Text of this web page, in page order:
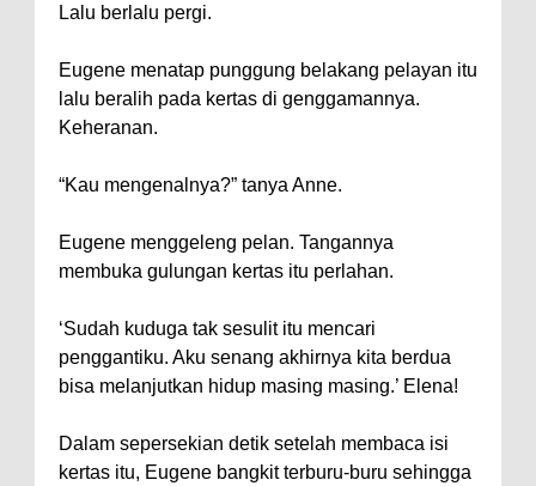
Lalu berlalu pergi.
Eugene menatap punggung belakang pelayan itu
lalu beralih pada kertas di genggamannya.
Keheranan.
“Kau mengenalnya?” tanya Anne.
Eugene menggeleng pelan. Tangannya
membuka gulungan kertas itu perlahan.
‘Sudah kuduga tak sesulit itu mencari
penggantiku. Aku senang akhirnya kita berdua
bisa melanjutkan hidup masing masing.’ Elena!
Dalam sepersekian detik setelah membaca isi
kertas itu, Eugene bangkit terburu-buru sehingga